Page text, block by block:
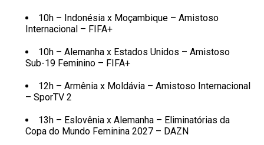
10h – Indonésia x Moçambique – Amistoso
Internacional – FIFA+
10h – Alemanha x Estados Unidos – Amistoso
Sub-19 Feminino – FIFA+
12h – Armênia x Moldávia – Amistoso Internacional
– SporTV 2
13h – Eslovênia x Alemanha – Eliminatórias da
Copa do Mundo Feminina 2027 – DAZN